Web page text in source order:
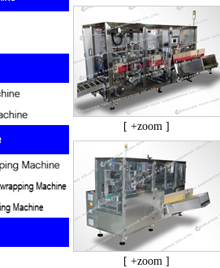
[ +zoom ]
[ +zoom ]